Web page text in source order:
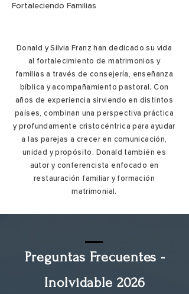
Fortaleciendo Familias
Donald y Silvia Franz han dedicado su vida
al fortalecimiento de matrimonios y
familias a través de consejería, enseñanza
bíblica y acompañamiento pastoral. Con
años de experiencia sirviendo en distintos
países, combinan una perspectiva práctica
y profundamente cristocéntrica para ayudar
a las parejas a crecer en comunicación,
unidad y propósito. Donald también es
autor y conferencista enfocado en
restauración familiar y formación
matrimonial.
Preguntas Frecuentes -
Inolvidable 2026